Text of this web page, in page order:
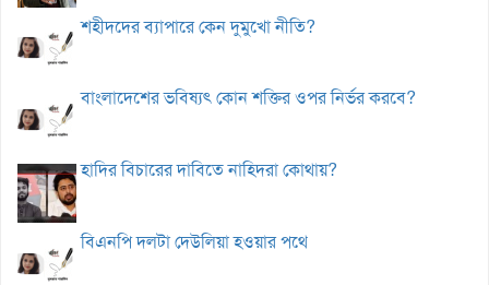
শহীদদের ব্যাপারে কেন দুমুখো নীতি?
বাংলাদেশের ভবিষ্যৎ কোন শক্তির ওপর নির্ভর করবে?
হাদির বিচারের দাবিতে নাহিদরা কোথায়?
বিএনপি দলটা দেউলিয়া হওয়ার পথে